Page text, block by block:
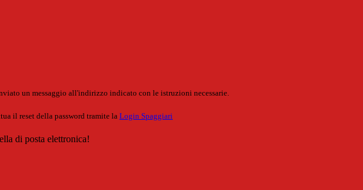
un messaggio all'indirizzo indicato con le istruzioni necessarie.
il reset della password tramite la Login Spaggiari
di posta elettronica!